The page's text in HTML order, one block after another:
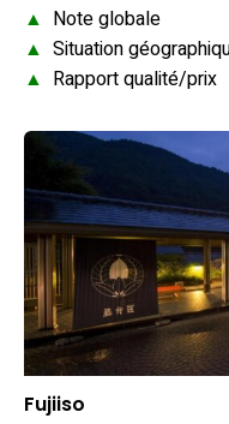
▲ Note globale
▲ Situation
▲ Rapport qualité/prix
Fujiiso